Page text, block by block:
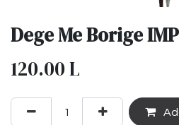
Dege Me Borige IMP
120.00L